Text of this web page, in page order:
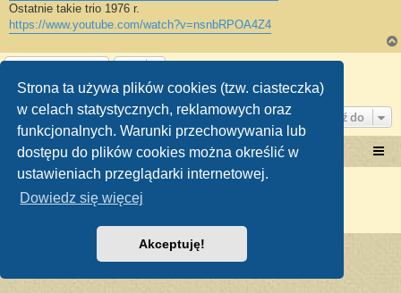
Strona ta używa plików cookies (tzw. ciasteczka)
w celach statystycznych, reklamowych oraz
funkcjonalnych. Warunki przechowywania lub
dostępu do plików cookies można określić w
ustawieniach przeglądarki internetowej.
Dowiedz się więcej
Akceptuję!
Ostatnie takie trio 1976 r.
https://www.youtube.com/watch?v=nsnbRPOA4Z4
Posty: 1 • Strona1z1
Przejdź do
Portal RetroTRAKTOR.pl retrotraktor.pl/forum
Technologię dostarcza
® Forum Software © phpBB Limited
Polski pakiet językowy dostarcza